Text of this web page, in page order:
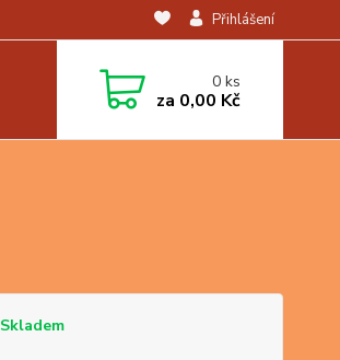
Přihlášení
0ks
za 0,00 Kč
Skladem